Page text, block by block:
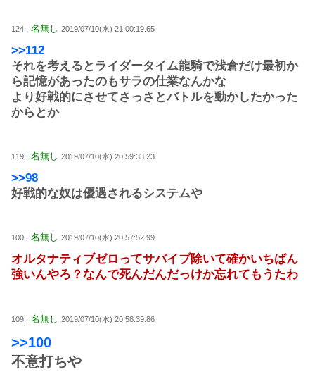
124 : 名無し 2019/07/10(水) 21:00:19.65
>>112
それを考えるとライダータイム龍騎で浅倉だけ最初か
ら記憶があったのもサラの仕業なんかな
より好戦的にさせてさっさとバトルを動かしたかった
からとか
119 : 名無し 2019/07/10(水) 20:59:33.23
>>98
好戦的な奴は優遇されるシステムや
100 : 名無し 2019/07/10(水) 20:57:52.99
オルタナティブゼロってサバイブ除いて確かいちばん
強いんやろ？なんで死んだんだっけか忘れてもうたわ
109 : 名無し 2019/07/10(水) 20:58:39.86
>>100
不意打ちや